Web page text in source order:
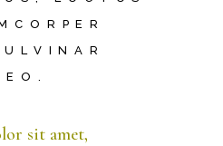
sit amet,